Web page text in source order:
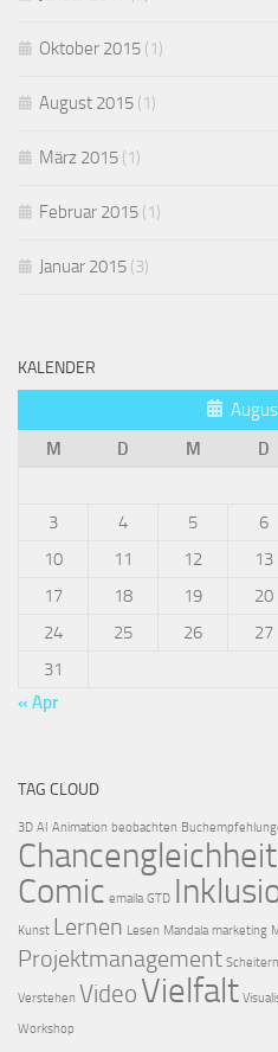
Oktober 2015 (1)
August 2015 (1)
März 2015 (1)
Februar 2015 (1)
Januar 2015 (3)
KALENDER
M
D M D
3
4 5 6
10
11 12 13
17
18 19 20
24
25 26 27
31
« Apr
TAG CLOUD
3D AI Animation beobachten
Chancengleichheit
Comic emaila GTD
Kunst Lernen Lesen Mandala marketing
Projektmanagement Scheitern
Verstehen Video Vielfalt
Workshop